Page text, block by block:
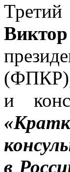
(ФПКР),
и
в